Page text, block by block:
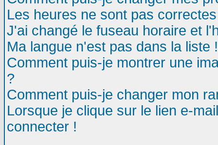
Les heures ne sont pas
J'ai changé le fuseau horaire et
Ma langue n'est pas dans la liste !
Comment puis-je montrer une
?
Comment puis-je changer mon
Lorsque je clique sur le lien e-
connecter !